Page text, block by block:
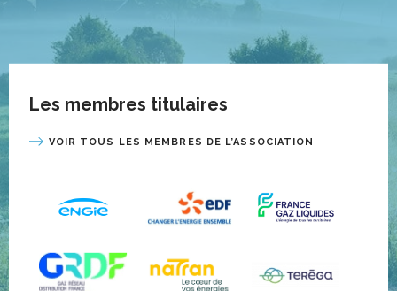
Les membres titulaires
VOIR TOUS LES MEMBRES DE L’ASSOCIATION